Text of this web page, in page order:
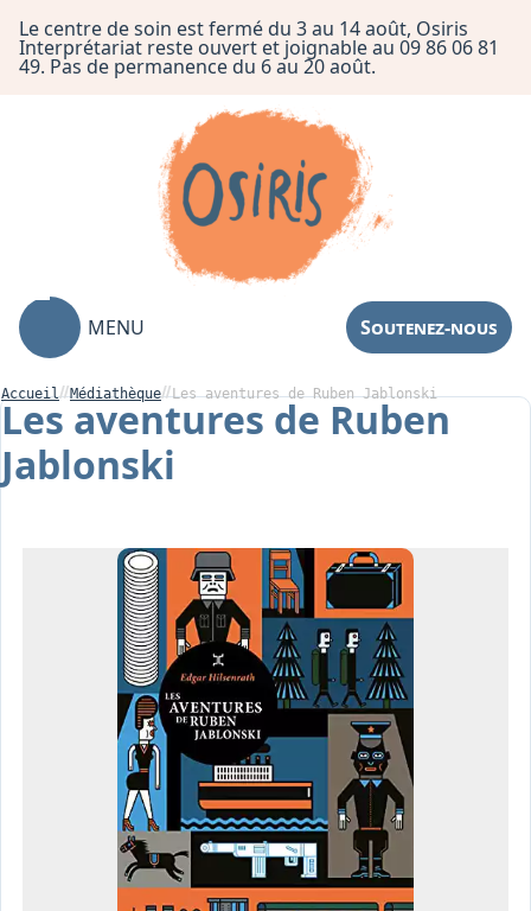
Le centre de soin est fermé du 3 au 14 août, Osiris
Interprétariat reste ouvert et joignable au 09 86 06 81
49. Pas de permanence du 6 au 20 août.
MENU Soutenez-nous
Association
Interprétariat
Ressources
Accueil Médiathèque Les aventures de Ruben Jablonski
Les aventures de Ruben
Jablonski